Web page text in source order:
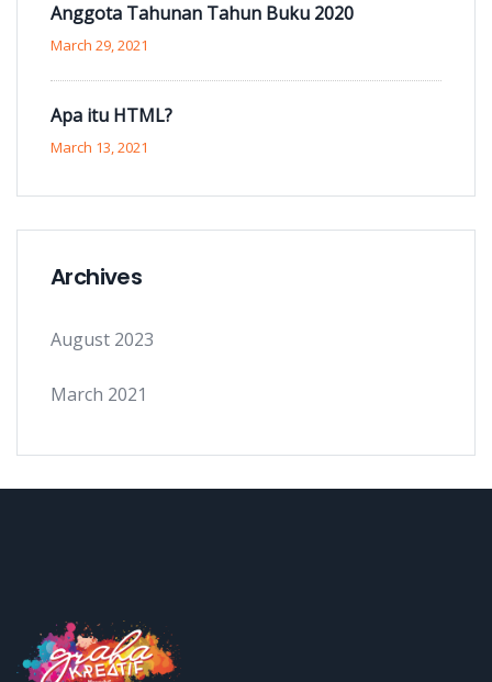
Anggota Tahunan Tahun Buku 2020
March 29, 2021
Apa itu HTML?
March 13, 2021
Archives
August 2023
March 2021